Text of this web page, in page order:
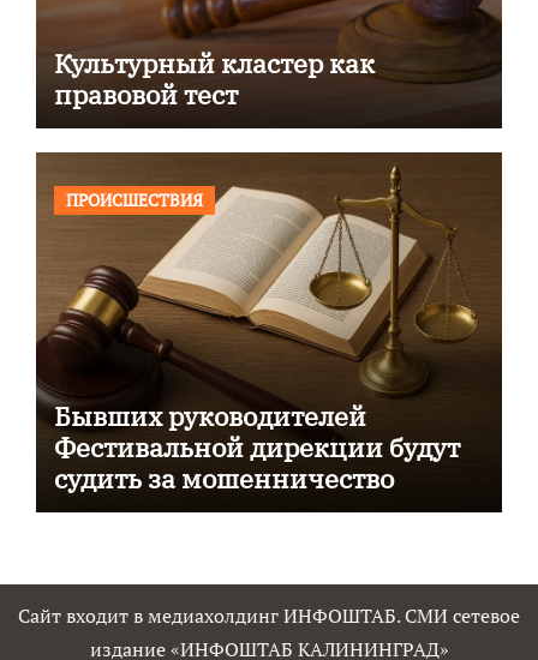
Культурный кластер как
правовой тест
ПРОИСШЕСТВИЯ
Бывших руководителей
Фестивальной дирекции будут
судить за мошенничество
Сайт входит в медиахолдинг ИНФОШТАБ. СМИ сетевое
издание «ИНФОШТАБ КАЛИНИНГРАД»